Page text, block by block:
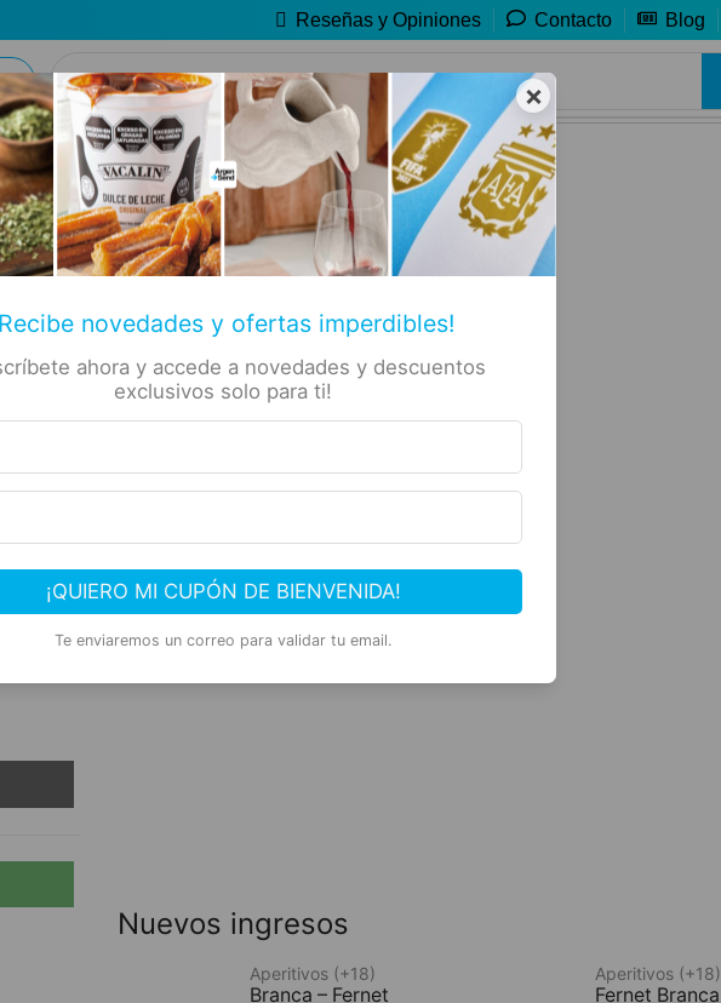
×
novedades y ofertas imperdibles!
ahora y accede a novedades y descuentos
exclusivos solo para ti!
¡QUIERO MI CUPÓN DE BIENVENIDA!
Te enviaremos un correo para validar tu email.
Reseñas y Opiniones Contacto Blog
🔥 Alfajores y Golosinas
📚 Libros 🏷️ Todas las categorías
Producto elegible para envío gratis
Este producto suma 1 Rewards
Compra segura
Experiencia de compra garantizada
SOLO ACÁ
SHOP NOW
Nuevos ingresos
Aperitivos (+18)
Branca – Fernet
Aperitivos (+18)
Fernet Branca